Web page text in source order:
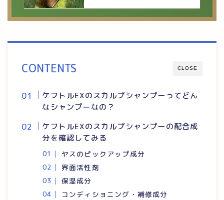
CLOSE
CONTENTS
ケフトルEXのスカルプシャンプーってどん
なシャンプーなの？
ケフトルEXのスカルプシャンプーの配合成
分を確認してみる
ヤスのピックアップ成分
界面活性剤
保湿成分
コンディショニング・補修成分